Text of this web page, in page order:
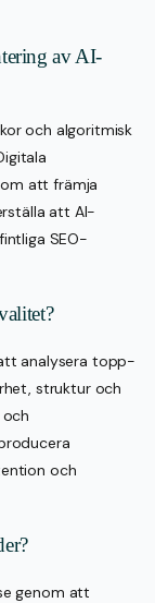
av AI-
och algoritmisk
att främja
att AI-
SEO-
analysera topp-
struktur och
och
genom att